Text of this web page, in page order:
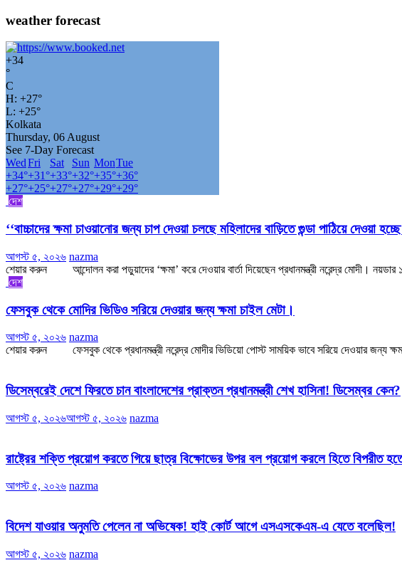
weather forecast
+34
°
C
H: +27°
L: +25°
Kolkata
Thursday, 06 August
See 7-Day Forecast
WedFri Sat Sun MonTue
+34°+31°+33°+32°+35°+36°
+27°+25°+27°+27°+29°+29°
দেশ
‘‘বাচ্চাদের ক্ষমা চাওয়ানোর জন্য চাপ দেওয়া চলছে মহিলাদের বাড়িতে গুন্ডা পাঠিয়ে
আগস্ট ৫, ২০২৬ nazma
শেয়ার করুন আন্দোলন করা পড়ুয়াদের ‘ক্ষমা’ করে দেওয়ার বার্তা দিয়েছেন প্রধানমন্ত্রী নরেন্দ্র মোদী। নয়ডার
দেশ
ফেসবুক থেকে মোদির ভিডিও সরিয়ে দেওয়ার জন্য ক্ষমা চাইল মেটা।
আগস্ট ৫, ২০২৬ nazma
শেয়ার করুন ফেসবুক থেকে প্রধানমন্ত্রী নরেন্দ্র মোদীর ভিডিয়ো পোস্ট সাময়িক ভাবে সরিয়ে দেওয়ার জন্য
ডিসেম্বরেই দেশে ফিরতে চান বাংলাদেশের প্রাক্তন প্রধানমন্ত্রী শেখ হাসিনা! ডিসেম্বর কেন?
আগস্ট ৫, ২০২৬আগস্ট ৫, ২০২৬ nazma
রাষ্ট্রের শক্তি প্রয়োগ করতে গিয়ে ছাত্র বিক্ষোভের উপর বল প্রয়োগ করলে হিতে বিপরীত হতে
আগস্ট ৫, ২০২৬ nazma
বিদেশ যাওয়ার অনুমতি পেলেন না অভিষেক! হাই কোর্ট আগে এসএসকেএম-এ যেতে বলেছিল!
আগস্ট ৫, ২০২৬ nazma